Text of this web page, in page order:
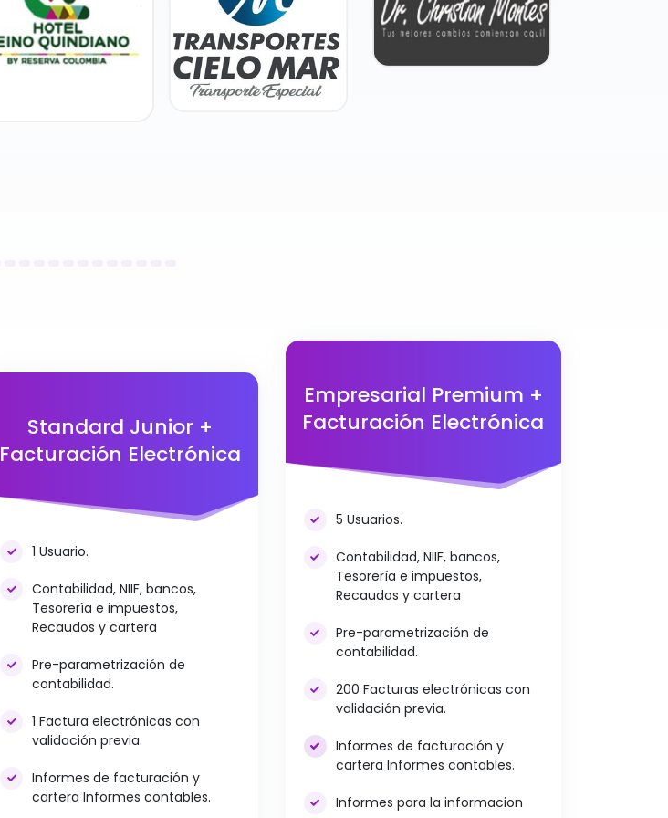
Standard Junior +
Facturación Electrónica
1 Usuario.
Contabilidad, NIIF, bancos,
Tesorería e impuestos,
Recaudos y cartera
Pre-parametrización de
contabilidad.
1 Factura electrónicas con
validación previa.
Informes de facturación y
cartera Informes contables.
Empresarial Premium +
Facturación Electrónica
5 Usuarios.
Contabilidad, NIIF, bancos,
Tesorería e impuestos,
Recaudos y cartera
Pre-parametrización de
contabilidad.
200 Facturas electrónicas con
validación previa.
Informes de facturación y
cartera Informes contables.
Informes para la informacion